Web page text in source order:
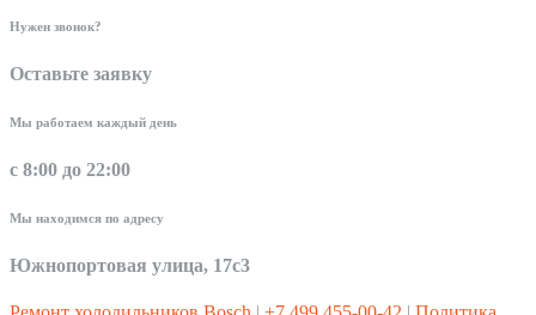
Нужен звонок?
Оставьте заявку
Мы работаем каждый день
с 8:00 до 22:00
Мы находимся по адресу
Южнопортовая улица, 17с3